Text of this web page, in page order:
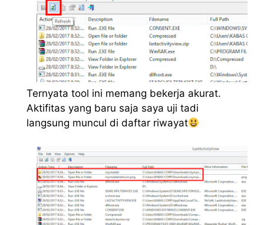
Ternyata tool ini memang bekerja akurat.
Aktifitas yang baru saja saya uji tadi
langsung muncul di daftar riwayat